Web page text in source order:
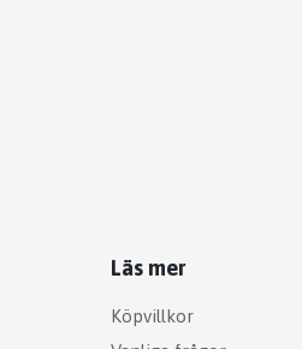
Läs mer
Köpvillkor